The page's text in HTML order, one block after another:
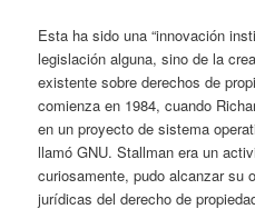
Esta ha sido una “innovación
legislación alguna, sino de la
existente sobre derechos de
comienza en 1984, cuando
en un proyecto de sistema
llamó GNU. Stallman era un
curiosamente, pudo alcanzar su
jurídicas del derecho de